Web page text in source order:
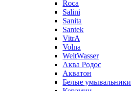
Roca
Salini
Sanita
Santek
VitrA
Volna
WeltWasser
Аква Родос
Акватон
Белые умывальники